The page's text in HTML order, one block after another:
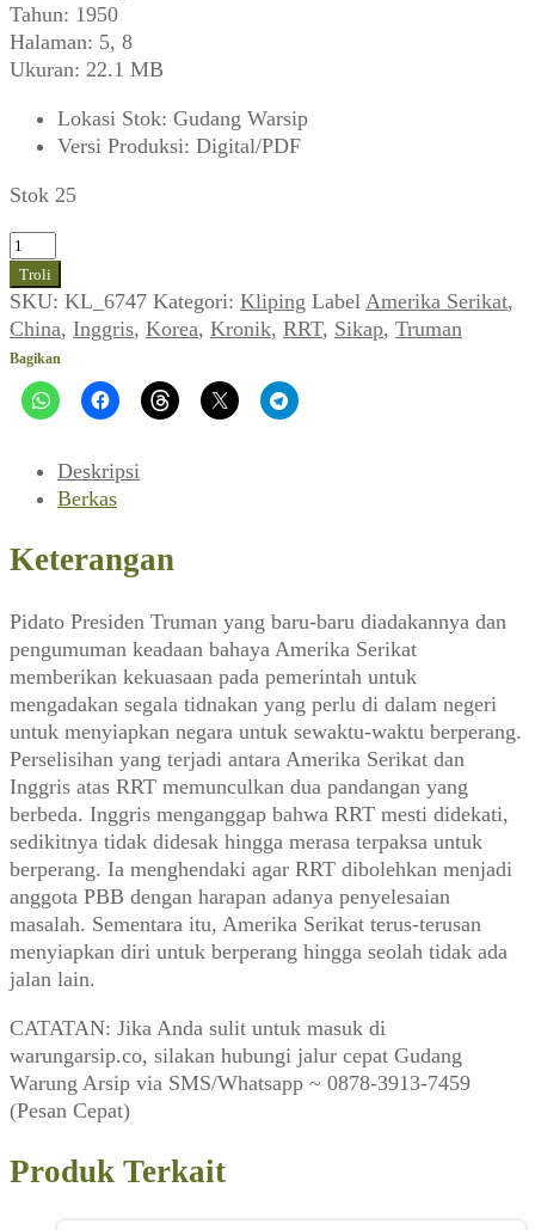
Tahun: 1950
Halaman: 5, 8
Ukuran: 22.1 MB
Lokasi Stok: Gudang Warsip
Versi Produksi: Digital/PDF
Stok 25
Kuantitas
Kronik
Luar
Negeri
(Sikap_No.11,
Desember
1950)
Troli
SKU: KL_6747 Kategori: Kliping Label Amerika Serikat,
China, Inggris, Korea, Kronik, RRT, Sikap, Truman
Bagikan
Deskripsi
Berkas
Keterangan
Pidato Presiden Truman yang baru-baru diadakannya dan
pengumuman keadaan bahaya Amerika Serikat
memberikan kekuasaan pada pemerintah untuk
mengadakan segala tidnakan yang perlu di dalam negeri
untuk menyiapkan negara untuk sewaktu-waktu berperang.
Perselisihan yang terjadi antara Amerika Serikat dan
Inggris atas RRT memunculkan dua pandangan yang
berbeda. Inggris menganggap bahwa RRT mesti didekati,
sedikitnya tidak didesak hingga merasa terpaksa untuk
berperang. Ia menghendaki agar RRT dibolehkan menjadi
anggota PBB dengan harapan adanya penyelesaian
masalah. Sementara itu, Amerika Serikat terus-terusan
menyiapkan diri untuk berperang hingga seolah tidak ada
jalan lain.
CATATAN: Jika Anda sulit untuk masuk di
warungarsip.co, silakan hubungi jalur cepat Gudang
Warung Arsip via SMS/Whatsapp ~ 0878-3913-7459
(Pesan Cepat)
Produk Terkait